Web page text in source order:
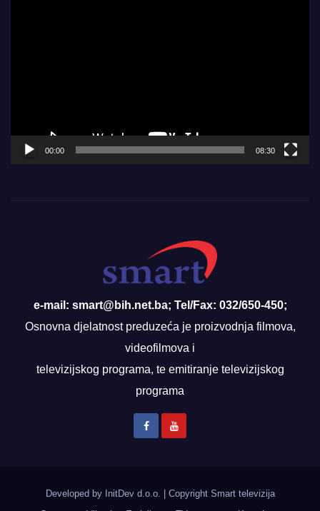
00:00 08:30
e-mail: smart@bih.net.ba; Tel/Fax: 032/650-450;
Osnovna djelatnost preduzeća je proizvodnja filmova,
videofilmova i
televizijskog programa, te emitiranje televizijskog
programa
Developed by InitDev d.o.o.
Copyright Smart televizija